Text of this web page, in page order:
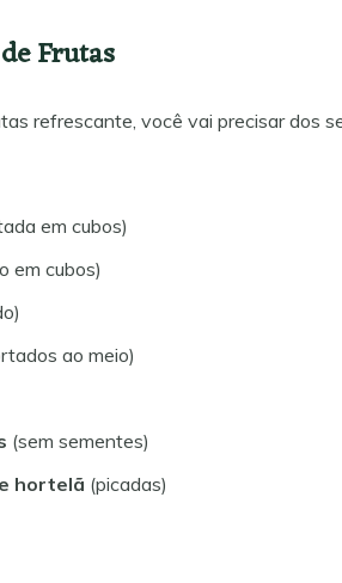
Frutas
refrescante, você vai precisar dos
em cubos)
em cubos)
ao meio)
(sem sementes)
hortelã (picadas)